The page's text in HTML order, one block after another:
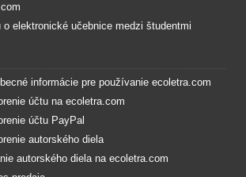
o elektronické učebnice medzi študentmi
informácie pre používanie ecoletra.com
účtu na ecoletra.com
účtu PayPal
autorského diela
autorského diela na ecoletra.com